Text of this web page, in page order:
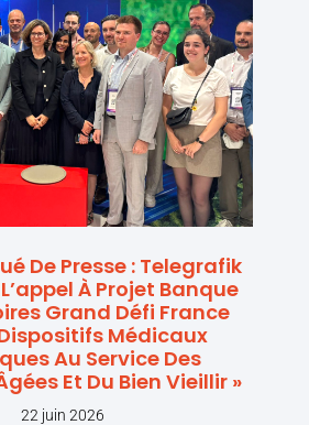
De Presse : Telegrafik
À Projet Banque
Grand Défi France
Médicaux
Au Service Des
Et Du Bien Vieillir »
22 juin 2026